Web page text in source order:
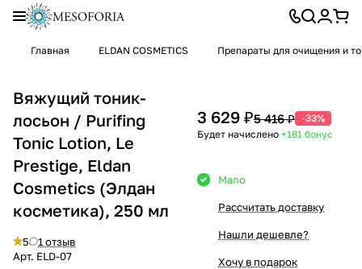
Главная ELDAN COSMETICS Препараты для очищения и
Вяжущий тоник-
лосьон / Purifing
Tonic Lotion, Le
Prestige, Eldan
Cosmetics (Элдан
косметика), 250 мл
5
1 отзыв
Арт. ELD-07
3 629 ₽5 416 ₽ -33%
Будет начислено +181 бонус
Мало
Рассчитать доставку
Нашли дешевле?
Хочу в подарок